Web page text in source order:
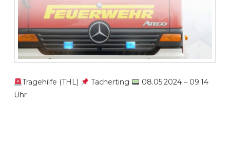
Tragehilfe (THL) Tacherting
08.05.2024 – 09:14
Uhr